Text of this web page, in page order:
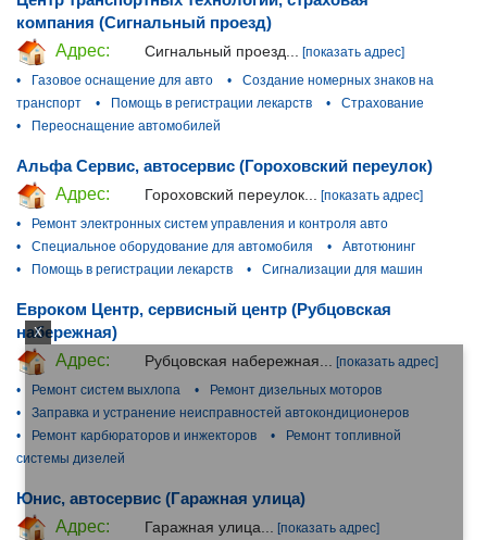
X
компания (Сигнальный проезд)
Адрес:
Сигнальный проезд... [показать адрес]
•
Газовое оснащение для авто •
Создание номерных знаков на
транспорт
• Помощь в регистрации лекарств •
Страхование
•
Переоснащение автомобилей
Альфа Сервис, автосервис (Гороховский переулок)
Адрес:
Гороховский переулок... [показать адрес]
•
Ремонт электронных систем управления и контроля авто
•
Специальное оборудование для автомобиля •
Автотюнинг
•
Помощь в регистрации лекарств • Сигнализации для машин
Евроком Центр, сервисный центр (Рубцовская
набережная)
Адрес:
Рубцовская набережная...
[показать адрес]
•
Ремонт систем выхлопа •
Ремонт дизельных моторов
•
Заправка и устранение неисправностей автокондиционеров
•
Ремонт карбюраторов и инжекторов •
Ремонт топливной
системы дизелей
Юнис, автосервис (Гаражная улица)
Адрес:
Гаражная улица... [показать адрес]